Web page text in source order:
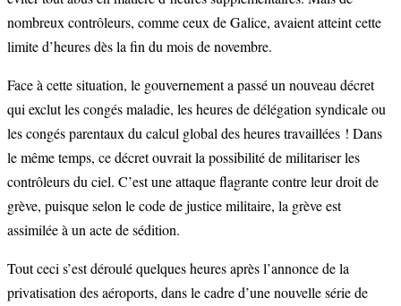
nombreux contrôleurs, comme ceux de Galice, avaient atteint cette
limite d’heures dès la fin du mois de novembre.
Face à cette situation, le gouvernement a passé un nouveau décret
qui exclut les congés maladie, les heures de délégation syndicale ou
les congés parentaux du calcul global des heures travaillées ! Dans
le même temps, ce décret ouvrait la possibilité de militariser les
contrôleurs du ciel. C’est une attaque flagrante contre leur droit de
grève, puisque selon le code de justice militaire, la grève est
assimilée à un acte de sédition.
Tout ceci s’est déroulé quelques heures après l’annonce de la
privatisation des aéroports, dans le cadre d’une nouvelle série de